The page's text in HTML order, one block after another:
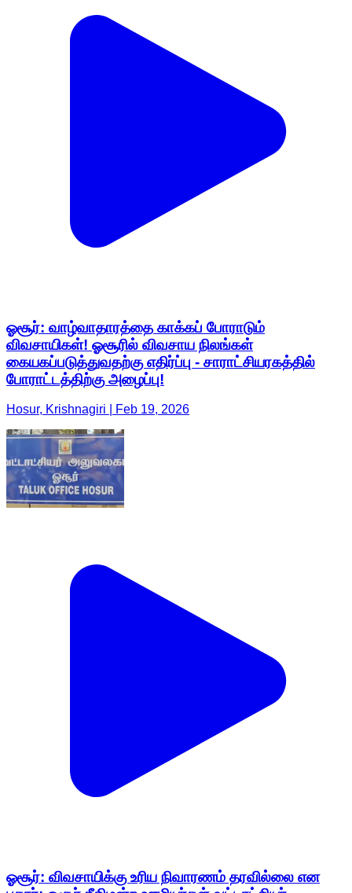
ஓசூர்: வாழ்வாதாரத்தை காக்கப் போராடும்
விவசாயிகள்! ஓசூரில் விவசாய நிலங்கள்
கையகப்படுத்துவதற்கு எதிர்ப்பு - சாராட்சியரகத்தில்
போராட்டத்திற்கு அழைப்பு!
Hosur, Krishnagiri | Feb 19, 2026
ஓசூர்: விவசாயிக்கு உரிய நிவாரணம் தரவில்லை என